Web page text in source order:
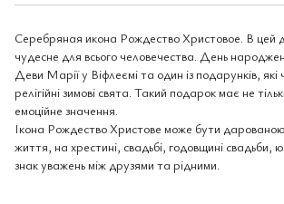
Серебряная икона Рождество Христовое. В цей
чудесне для всього человечества. День
Деви Марії у Віфлеємі та один із подарунків,
релігійні зимові свята. Такий подарок має не
емоційне значення.
Ікона Рождество Христове може бути дарованою
життя, на хрестині, свадьбі, годовщині свадьби,
знак уважень між друзями та рідними.